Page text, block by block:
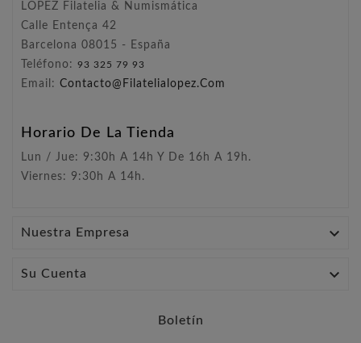
LÓPEZ Filatelia & Numismática
Calle Entença 42
Barcelona 08015 - España
Teléfono: 93 325 79 93
Email: Contacto@filatelialopez.com
Horario De La Tienda
Lun / Jue: 9:30h A 14h Y De 16h A 19h.
Viernes: 9:30h A 14h.
Nuestra Empresa 
Su Cuenta 
Boletín